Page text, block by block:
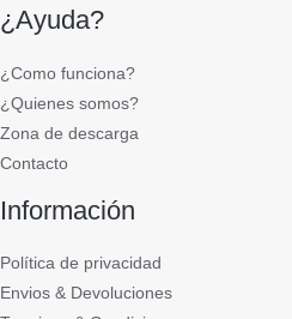
¿Ayuda?
¿Como funciona?
¿Quienes somos?
Zona de descarga
Contacto
Información
Política de privacidad
Envios & Devoluciones